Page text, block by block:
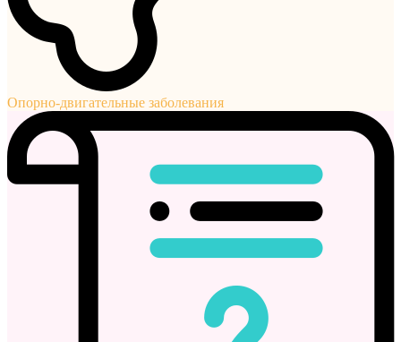
Опорно-двигательные заболевания